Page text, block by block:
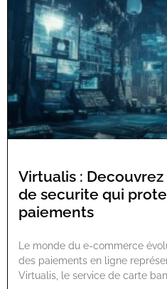
Virtualis :
de securite qui
paiements
Le monde du e-commerce
des paiements en ligne
Virtualis, le service de carte